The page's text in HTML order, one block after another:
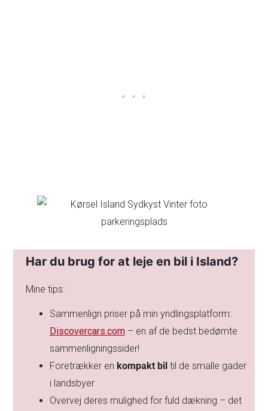
Har du brug for at leje en bil i Island?
Mine tips:
Sammenlign priser på min yndlingsplatform:
Discovercars.com – en af de bedst bedømte
sammenligningssider!
Foretrækker en kompakt biltil de smalle gader
i landsbyer
Overvej deres mulighed for fuld dækning – det